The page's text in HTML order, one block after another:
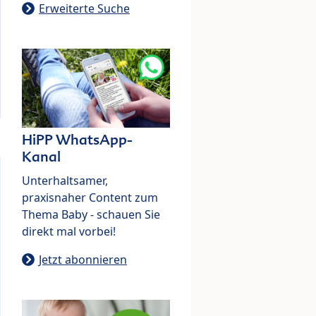
Erweiterte Suche
HiPP WhatsApp-
Kanal
Unterhaltsamer,
praxisnaher Content zum
Thema Baby - schauen Sie
direkt mal vorbei!
Jetzt abonnieren